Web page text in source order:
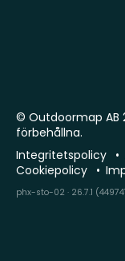
© Outdoormap AB
förbehållna.
Integritetspolicy
Cookiepolicy
phx-sto-02 · 26.7.1